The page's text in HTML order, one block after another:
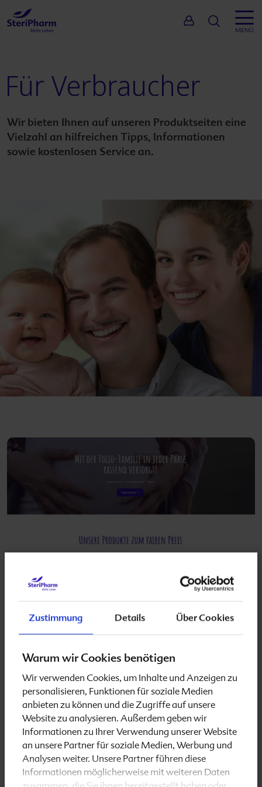
Zustimmung Details Über Cookies
Warum wir Cookies benötigen
Wir verwenden Cookies, um Inhalte und Anzeigen zu
personalisieren, Funktionen für soziale Medien
anbieten zu können und die Zugriffe auf unsere
Website zu analysieren. Außerdem geben wir
Informationen zu Ihrer Verwendung unserer Website
an unsere Partner für soziale Medien, Werbung und
Analysen weiter. Unsere Partner führen diese
Informationen möglicherweise mit weiteren Daten
Suche
MENÜ
Für Verbraucher
Wir bieten Ihnen auf unseren Produktseiten eine
Vielzahl an hilfreichen Tipps, Informationen
sowie kostenlosen Service an.
DieFolio-Familie
Hier finden Sie alles rund um die Themen
Kinderwunsch, Schwangerschaft, Geburt und
Stillzeit sowie ausführliche Informationen zu unseren
Service